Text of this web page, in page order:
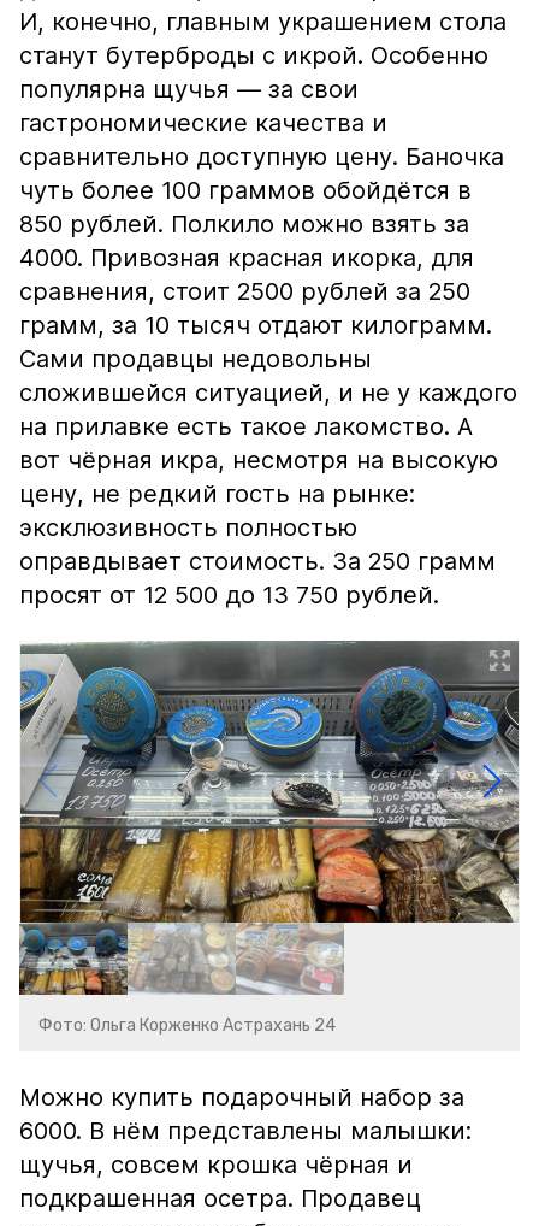
И, конечно, главным украшением стола
станут бутерброды с икрой. Особенно
популярна щучья — за свои
гастрономические качества и
сравнительно доступную цену. Баночка
чуть более 100 граммов обойдётся в
850 рублей. Полкило можно взять за
4000. Привозная красная икорка, для
сравнения, стоит 2500 рублей за 250
грамм, за 10 тысяч отдают килограмм.
Сами продавцы недовольны
сложившейся ситуацией, и не у каждого
на прилавке есть такое лакомство. А
вот чёрная икра, несмотря на высокую
цену, не редкий гость на рынке:
эксклюзивность полностью
оправдывает стоимость. За 250 грамм
просят от 12 500 до 13 750 рублей.
Фото: Ольга Корженко Астрахань 24
Можно купить подарочный набор за
6000. В нём представлены малышки:
щучья, совсем крошка чёрная и
подкрашенная осетра. Продавец